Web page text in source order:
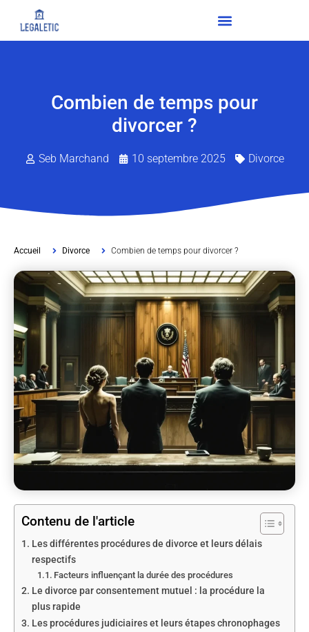
Combien de temps pour
divorcer ?
Seb Marchand 10 septembre 2025 Divorce
Accueil Divorce Combien de temps pour divorcer ?
Contenu de l'article
Les différentes procédures de divorce et leurs délais
respectifs
Facteurs influençant la durée des procédures
Le divorce par consentement mutuel : la procédure la
plus rapide
Les procédures judiciaires et leurs étapes chronophages